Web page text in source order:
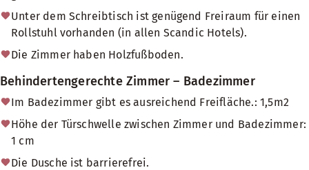
Unter dem Schreibtisch ist genügend Freiraum für einen
Rollstuhl vorhanden (in allen Scandic Hotels).
Die Zimmer haben Holzfußboden.
Behindertengerechte Zimmer – Badezimmer
Im Badezimmer gibt es ausreichend Freifläche.: 1,5m2
Höhe der Türschwelle zwischen Zimmer und Badezimmer:
1 cm
Die Dusche ist barrierefrei.